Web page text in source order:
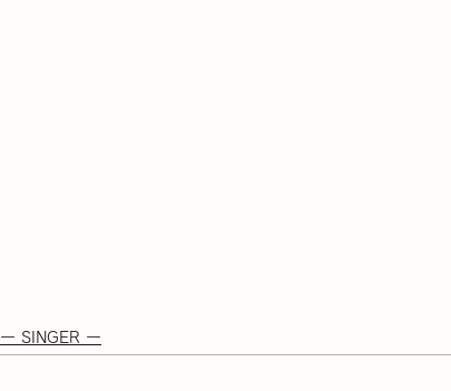
ー SINGER ー